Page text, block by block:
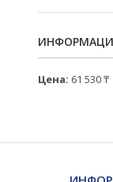
Цена: 61 530 ₸